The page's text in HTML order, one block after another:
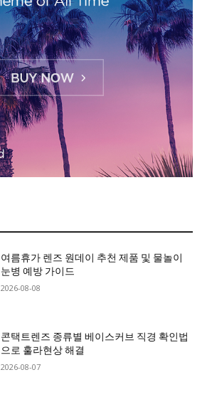
여름휴가 렌즈 원데이 추천 제품 및 물놀이
눈병 예방 가이드
2026-08-08
콘택트렌즈 종류별 베이스커브 직경 확인법
으로 훌라현상 해결
2026-08-07